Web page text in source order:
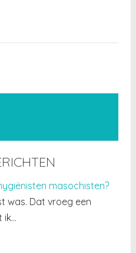
masochisten?
was. Dat vroeg een
ik…